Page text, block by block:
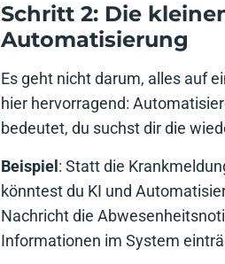
Schritt 2: Die
Automatisierung
Es geht nicht darum, alles auf
hier hervorragend:
bedeutet, du suchst dir die
Beispiel: Statt die
könntest du KI und
Nachricht die
Informationen im System